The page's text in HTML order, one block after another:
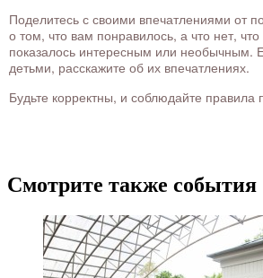
Поделитесь с своими впечатлениями от
о том, что вам понравилось, а что нет,
показалось интересным или необычным.
детьми, расскажите об их впечатлениях.
Будьте корректны, и соблюдайте правила
Смотрите также события